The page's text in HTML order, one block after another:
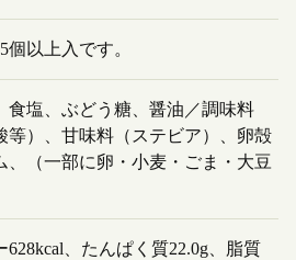
以上入です。
食塩、ぶどう糖、醤油／調味料
等）、甘味料（ステビア）、卵殻
、（一部に卵・小麦・ごま・大豆
628kcal、たんぱく質22.0g、脂質